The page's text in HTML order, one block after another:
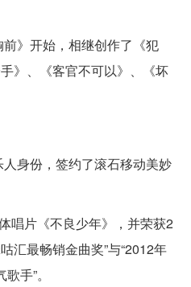
》开始，相继创作了《犯
》、《客官不可以》、《坏
身份，签约了滚石移动美妙
唱片《不良少年》，并荣获2
汇最畅销金曲奖”与“2012年
手”。